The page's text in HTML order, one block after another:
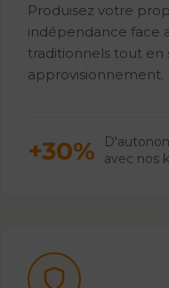
Produisez votre
indépendance face
traditionnels tout en
approvisionnement.
+30%
avec nos